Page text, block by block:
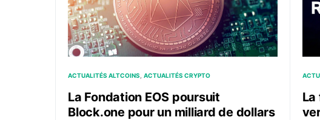
ACTUALITÉS ALTCOINS ACTUALITÉS CRYPTO
La Fondation EOS poursuit
Block.one pour un milliard de dollars
La